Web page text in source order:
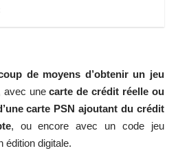
de moyens d’obtenir un jeu
avec unecarte de crédit réelle ou
carte PSN ajoutant du crédit
, ou encore avec un code jeu
édition digitale.